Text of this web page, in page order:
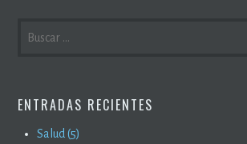
ENTRADAS RECIENTES
Salud (5)